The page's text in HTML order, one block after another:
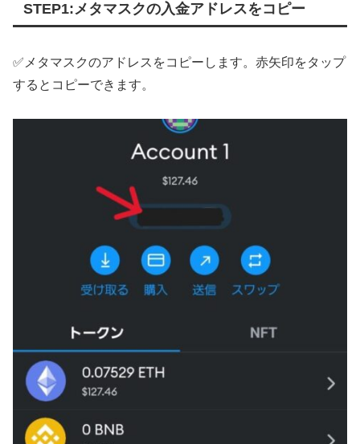
STEP1:メタマスクの入金アドレスをコピー
✅メタマスクのアドレスをコピーします。赤矢印をタップ
するとコピーできます。